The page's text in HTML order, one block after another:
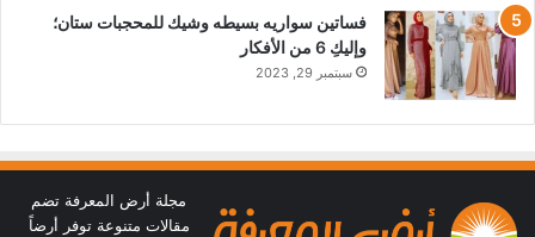
فساتين سواريه بسيطه وشيك للمحجبات ستان؛
وإليكِ 6 من الأفكار
سبتمبر 29, 2023
مجلة أرض المعرفة تضم
مقالات متنوعة توفر أرضاً